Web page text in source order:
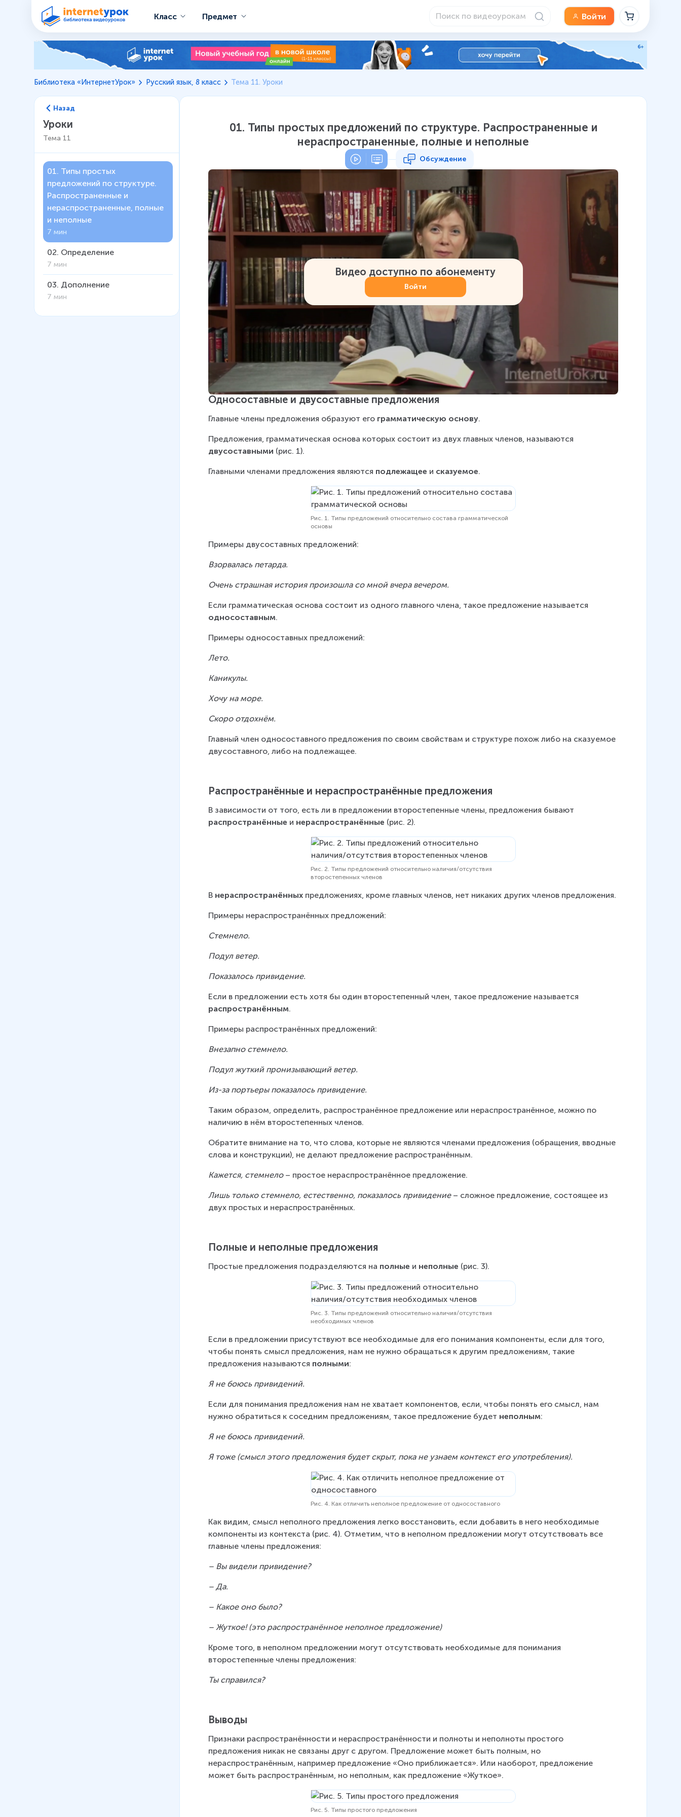
Класс Предмет Войти
Библиотека «ИнтернетУрок» Русский язык, 8 класс Тема 11. Уроки
Назад
Уроки
Тема 11
01. Типы простых
предложений по структуре.
Распространенные и
нераспространенные, полные
и неполные
7 мин
02. Определение
7 мин
03. Дополнение
7 мин
01. Типы простых предложений по структуре. Распространенные и
нераспространенные, полные и неполные
Обсуждение
Видео доступно по абонементу
Войти
Односоставные и двусоставные предложения
Главные члены предложения образуют его грамматическую основу.
Предложения, грамматическая основа которых состоит из двух главных членов, называются
двусоставными (рис. 1).
Главными членами предложения являются подлежащее и сказуемое.
Рис. 1. Типы предложений относительно состава грамматической
основы
Примеры двусоставных предложений:
Взорвалась петарда.
Очень страшная история произошла со мной вчера вечером.
Если грамматическая основа состоит из одного главного члена, такое предложение называется
односоставным.
Примеры односоставных предложений:
Лето.
Каникулы.
Хочу на море.
Скоро отдохнём.
Главный член односоставного предложения по своим свойствам и структуре похож либо на сказуемое
двусоставного, либо на подлежащее.
Распространённые и нераспространённые предложения
В зависимости от того, есть ли в предложении второстепенные члены, предложения бывают
распространённые и нераспространённые (рис. 2).
Рис. 2. Типы предложений относительно наличия/отсутствия
второстепенных членов
В нераспространённых предложениях, кроме главных членов, нет никаких других членов предложения.
Примеры нераспространённых предложений:
Стемнело.
Подул ветер.
Показалось привидение.
Если в предложении есть хотя бы один второстепенный член, такое предложение называется
распространённым.
Примеры распространённых предложений:
Внезапно стемнело.
Подул жуткий пронизывающий ветер.
Из-за портьеры показалось привидение.
Таким образом, определить, распространённое предложение или нераспространённое, можно по
наличию в нём второстепенных членов.
Обратите внимание на то, что слова, которые не являются членами предложения (обращения, вводные
слова и конструкции), не делают предложение распространённым.
Кажется, стемнело – простое нераспространённое предложение.
Лишь только стемнело, естественно, показалось привидение – сложное предложение, состоящее из
двух простых и нераспространённых.
Полные и неполные предложения
Простые предложения подразделяются на полные и неполные (рис. 3).
Рис. 3. Типы предложений относительно наличия/отсутствия
необходимых членов
Если в предложении присутствуют все необходимые для его понимания компоненты, если для того,
чтобы понять смысл предложения, нам не нужно обращаться к другим предложениям, такие
предложения называются полными:
Я не боюсь привидений.
Если для понимания предложения нам не хватает компонентов, если, чтобы понять его смысл, нам
нужно обратиться к соседним предложениям, такое предложение будет неполным:
Я не боюсь привидений.
Я тоже (смысл этого предложения будет скрыт, пока не узнаем контекст его употребления).
Рис. 4. Как отличить неполное предложение от односоставного
Как видим, смысл неполного предложения легко восстановить, если добавить в него необходимые
компоненты из контекста (рис. 4). Отметим, что в неполном предложении могут отсутствовать все
главные члены предложения:
– Вы видели привидение?
– Да.
– Какое оно было?
– Жуткое! (это распространённое неполное предложение)
Кроме того, в неполном предложении могут отсутствовать необходимые для понимания
второстепенные члены предложения:
Ты справился?
Выводы
Признаки распространённости и нераспространённости и полноты и неполноты простого
предложения никак не связаны друг с другом. Предложение может быть полным, но
нераспространённым, например предложение «Оно приближается». Или наоборот, предложение
может быть распространённым, но неполным, как предложение «Жуткое».
Рис. 5. Типы простого предложения